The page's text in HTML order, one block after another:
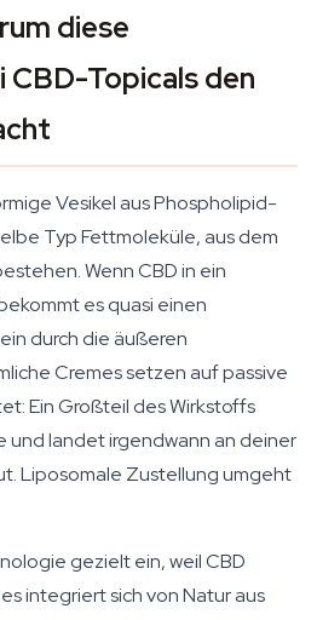
diese
CBD-Topicals den
Vesikel aus Phospholipid-
Typ Fettmoleküle, aus dem
Wenn CBD in ein
es quasi einen
durch die äußeren
Cremes setzen auf passive
Ein Großteil des Wirkstoffs
und landet irgendwann an deiner
Liposomale Zustellung umgeht
gezielt ein, weil CBD
integriert sich von Natur aus